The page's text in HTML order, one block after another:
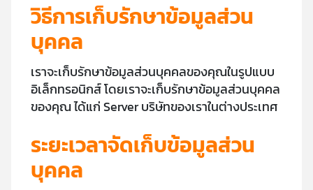
วิธีการเก็บรักษาข้อมูลส่วน
บุคคล
เราจะเก็บรักษาข้อมูลส่วนบุคคลของคุณในรูปแบบ
อิเล็กทรอนิกส์ โดยเราจะเก็บรักษาข้อมูลส่วนบุคคล
ของคุณ ได้แก่ Server บริษัทของเราในต่างประเทศ
ระยะเวลาจัดเก็บข้อมูลส่วน
บุคคล